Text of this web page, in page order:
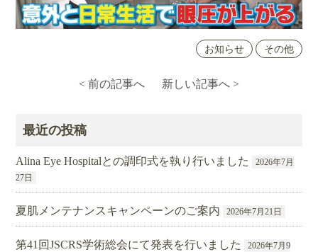
お知らせ その他
< 前の記事へ 新しい記事へ >
最近の投稿
Alina Eye Hospitalとの調印式を執り行いました
2026年7月
27日
夏肌メンテナンスキャンペーンのご案内 2026年7月21日
第41回JSCRS学術総会にて発表を行いました
2026年7月9